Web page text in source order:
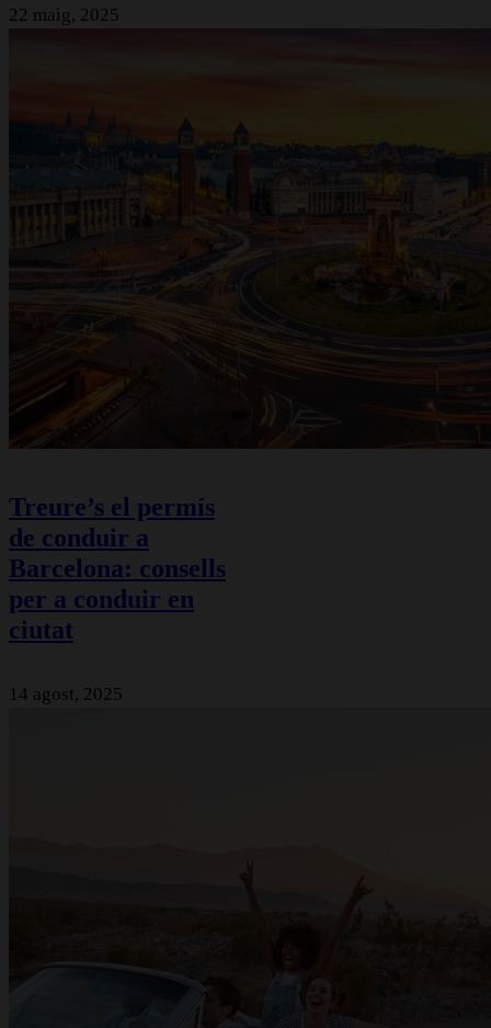
22 maig, 2025
Treure’s el permís
de conduir a
Barcelona: consells
per a conduir en
ciutat
14 agost, 2025